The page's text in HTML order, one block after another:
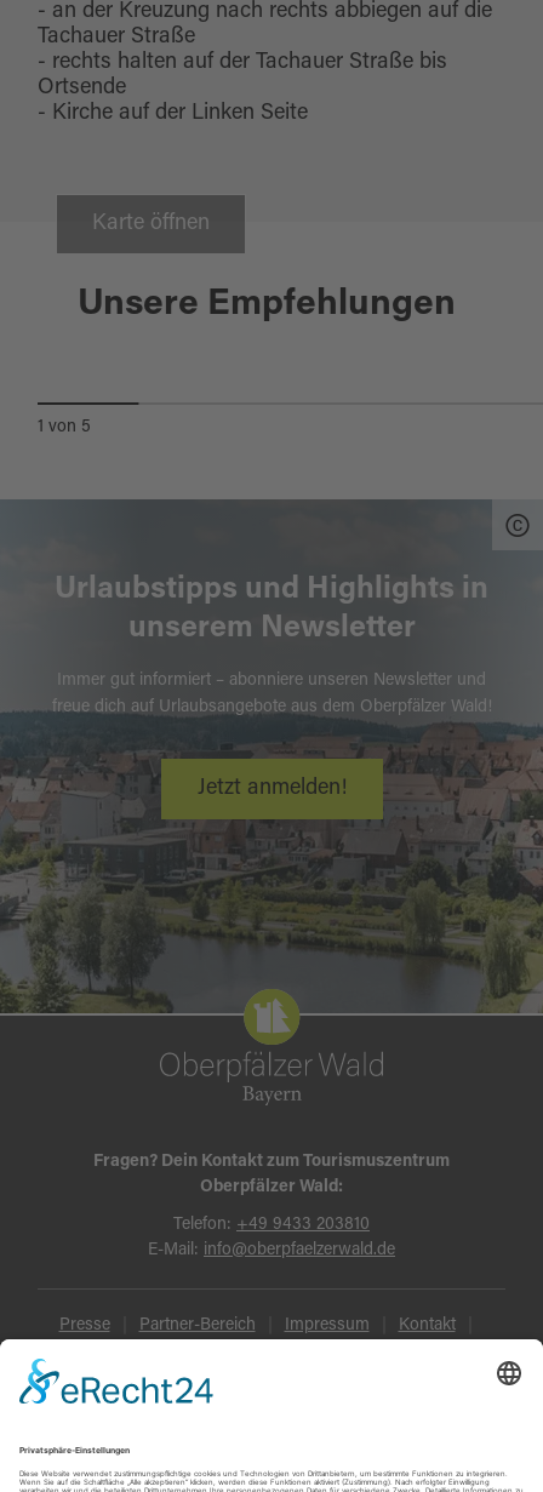
- an der Kreuzung nach rechts abbiegen auf die
Tachauer Straße
- rechts halten auf der Tachauer Straße bis
Ortsende
- Kirche auf der Linken Seite
Karte öffnen
Unsere Empfehlungen
Sulzbach-Rosenberg
WANDERWEG GOLDENE
1 von 5
Urlaubstipps und Highlights in
unserem Newsletter
Immer gut informiert – abonniere unseren Newsletter und
freue dich auf Urlaubsangebote aus dem Oberpfälzer Wald!
Jetzt anmelden!
Fragen? Dein Kontakt zum Tourismuszentrum
Oberpfälzer Wald:
Telefon: +49 9433 203810
E-Mail: info@oberpfaelzerwald.de
Presse Partner-Bereich Impressum Kontakt
Datenschutz